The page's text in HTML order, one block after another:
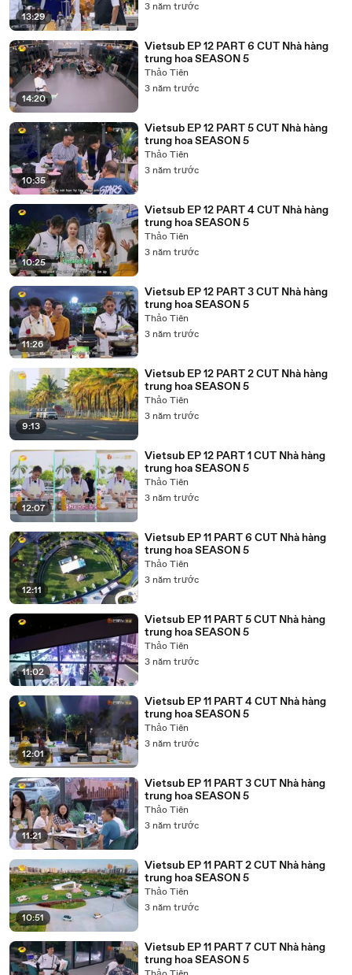
13:29
3 năm trước
14:20
Vietsub EP 12 PART 6 CUT Nhà hàng
trung hoa SEASON 5
Thảo Tiên
3 năm trước
10:35
Vietsub EP 12 PART 5 CUT Nhà hàng
trung hoa SEASON 5
Thảo Tiên
3 năm trước
10:25
Vietsub EP 12 PART 4 CUT Nhà hàng
trung hoa SEASON 5
Thảo Tiên
3 năm trước
11:26
Vietsub EP 12 PART 3 CUT Nhà hàng
trung hoa SEASON 5
Thảo Tiên
3 năm trước
9:13
Vietsub EP 12 PART 2 CUT Nhà hàng
trung hoa SEASON 5
Thảo Tiên
3 năm trước
12:07
Vietsub EP 12 PART 1 CUT Nhà hàng
trung hoa SEASON 5
Thảo Tiên
3 năm trước
12:11
Vietsub EP 11 PART 6 CUT Nhà hàng
trung hoa SEASON 5
Thảo Tiên
3 năm trước
11:02
Vietsub EP 11 PART 5 CUT Nhà hàng
trung hoa SEASON 5
Thảo Tiên
3 năm trước
12:01
Vietsub EP 11 PART 4 CUT Nhà hàng
trung hoa SEASON 5
Thảo Tiên
3 năm trước
11:21
Vietsub EP 11 PART 3 CUT Nhà hàng
trung hoa SEASON 5
Thảo Tiên
3 năm trước
10:51
Vietsub EP 11 PART 2 CUT Nhà hàng
trung hoa SEASON 5
Thảo Tiên
3 năm trước
Vietsub EP 11 PART 7 CUT Nhà hàng
trung hoa SEASON 5